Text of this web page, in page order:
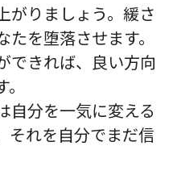
がりましょう。緩さ
を堕落させます。
できれば、良い方向
自分を一気に変える
それを自分でまだ信